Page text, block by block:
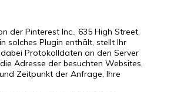
der Pinterest Inc., 635 High Street,
solches Plugin enthält, stellt Ihr
Protokolldaten an den Server
Adresse der besuchten Websites,
Zeitpunkt der Anfrage, Ihre